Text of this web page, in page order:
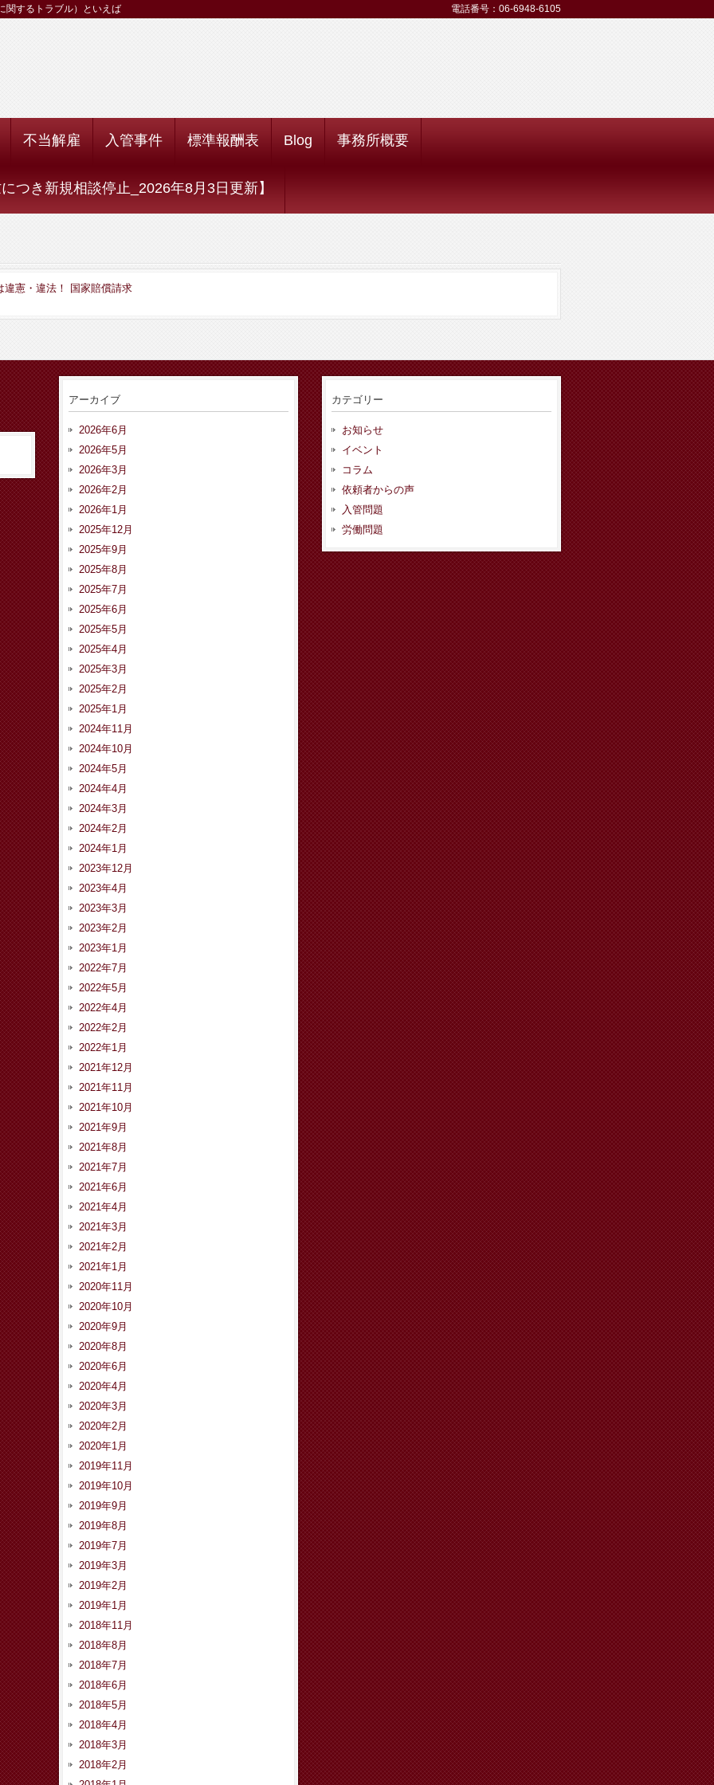
関するトラブル）といえば 電話番号：06-6948-6105
不当解雇 入管事件 標準報酬表 Blog 事務所概要
つき新規相談停止_2026年8月3日更新】
違憲・違法！ 国家賠償請求
アーカイブ
2026年6月
2026年5月
2026年3月
2026年2月
2026年1月
2025年12月
2025年9月
2025年8月
2025年7月
2025年6月
2025年5月
2025年4月
2025年3月
2025年2月
2025年1月
2024年11月
2024年10月
2024年5月
2024年4月
2024年3月
2024年2月
2024年1月
2023年12月
2023年4月
2023年3月
2023年2月
2023年1月
2022年7月
2022年5月
2022年4月
2022年2月
2022年1月
2021年12月
2021年11月
2021年10月
2021年9月
2021年8月
2021年7月
2021年6月
2021年4月
2021年3月
2021年2月
2021年1月
2020年11月
2020年10月
2020年9月
2020年8月
2020年6月
2020年4月
2020年3月
2020年2月
2020年1月
2019年11月
2019年10月
2019年9月
2019年8月
2019年7月
2019年3月
2019年2月
2019年1月
2018年11月
2018年8月
2018年7月
2018年6月
2018年5月
2018年4月
2018年3月
2018年2月
カテゴリー
お知らせ
イベント
コラム
依頼者からの声
入管問題
労働問題